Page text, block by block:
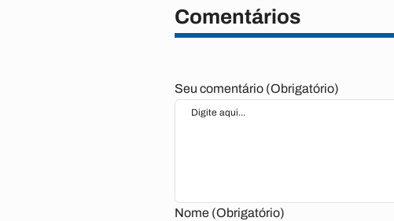
Comentários
Seu comentário (Obrigatório)
Nome (Obrigatório)